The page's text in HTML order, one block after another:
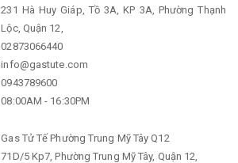
231 Hà Huy Giáp, Tồ 3A, KP 3A, Phường Thạnh
Lộc, Quận 12,
02873066440
info@gastute.com
0943789600
08:00AM - 16:30PM
Gas Tử Tế Phường Trung Mỹ Tây Q12
71D/5 Kp7, Phường Trung Mỹ Tây, Quận 12,